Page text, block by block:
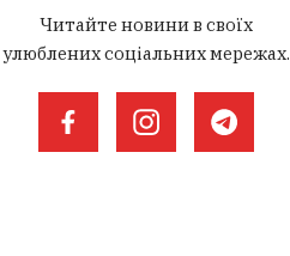
Читайте новини в своїх
улюблених соціальних мережах.